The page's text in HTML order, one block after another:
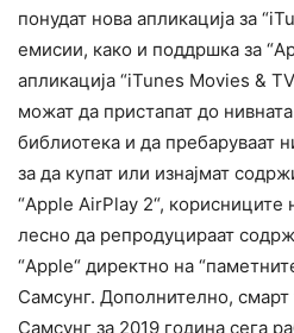
понудат нова апликација за
емисии, како и поддршка за
апликација “iTunes Movies &
можат да пристапат до
библиотека и да пребаруваат
за да купат или изнајмат
“Apple AirPlay 2“,
лесно да репродуцираат
“Apple“ директно на
Самсунг. Дополнително, смарт
Самсунг за 2019 година сега